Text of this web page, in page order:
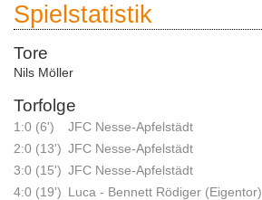
Spielstatistik
Tore
Nils Möller
Torfolge
1:0 (6')
JFC Nesse-Apfelstädt
2:0 (13') JFC Nesse-Apfelstädt
3:0 (15') JFC Nesse-Apfelstädt
4:0 (19') Luca - Bennett Rödiger (Eigentor)